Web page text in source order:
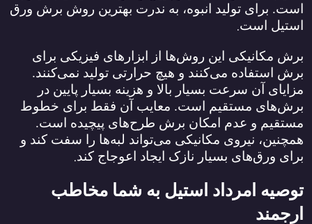
است. برای تولید انبوه، به ندرت بهترین روش برش ورق
استیل است.
برش مکانیکی این روش‌ها از ابزارهای فیزیکی برای
برش استفاده می‌کنند و هیچ حرارتی تولید نمی‌کنند.
مزایای آن سرعت بسیار بالا و هزینه بسیار پایین در
برش‌های مستقیم است. معایب آن فقط برای خطوط
مستقیم و عدم امکان برش طرح‌های پیچیده است.
همچنین، نیروی مکانیکی می‌تواند لبه‌ها را سفت کند و
برای ورق‌های بسیار نازک ایجاد اعوجاج کند.
توصیه امرداد استیل به شما مخاطب
ارجمند